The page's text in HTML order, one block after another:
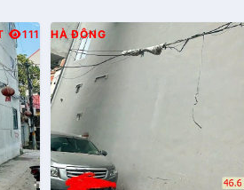
111 HÀ ĐÔNG